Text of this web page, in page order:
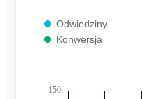
Odwiedziny
Konwersja